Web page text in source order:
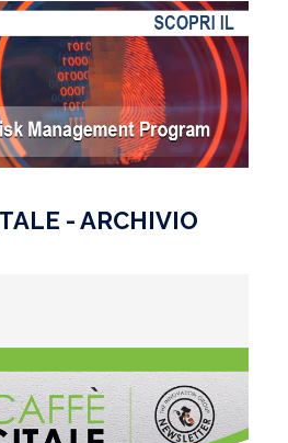
- ARCHIVIO